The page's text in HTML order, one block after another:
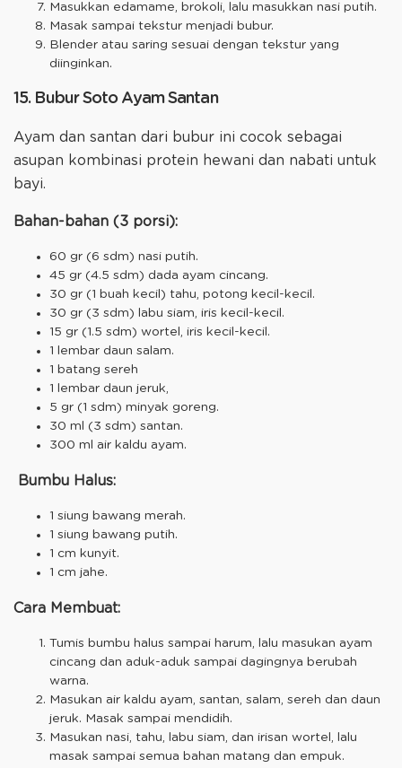
Masukkan edamame, brokoli, lalu masukkan nasi putih.
Masak sampai tekstur menjadi bubur.
Blender atau saring sesuai dengan tekstur yang
diinginkan.
15. Bubur Soto Ayam Santan
Ayam dan santan dari bubur ini cocok sebagai
asupan kombinasi protein hewani dan nabati untuk
bayi.
Bahan-bahan (3 porsi):
60 gr (6 sdm) nasi putih.
45 gr (4.5 sdm) dada ayam cincang.
30 gr (1 buah kecil) tahu, potong kecil-kecil.
30 gr (3 sdm) labu siam, iris kecil-kecil.
15 gr (1.5 sdm) wortel, iris kecil-kecil.
1 lembar daun salam.
1 batang sereh
1 lembar daun jeruk,
5 gr (1 sdm) minyak goreng.
30 ml (3 sdm) santan.
300 ml air kaldu ayam.
Bumbu Halus:
1 siung bawang merah.
1 siung bawang putih.
1 cm kunyit.
1 cm jahe.
Cara Membuat:
Tumis bumbu halus sampai harum, lalu masukan ayam
cincang dan aduk-aduk sampai dagingnya berubah
warna.
Masukan air kaldu ayam, santan, salam, sereh dan daun
jeruk. Masak sampai mendidih.
Masukan nasi, tahu, labu siam, dan irisan wortel, lalu
masak sampai semua bahan matang dan empuk.